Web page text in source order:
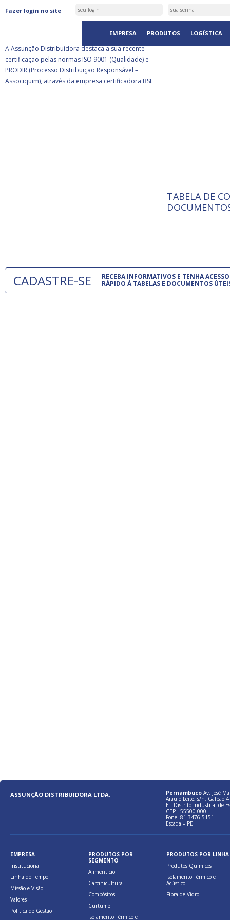
Fazer login no site
EMPRESA PRODUTOS LOGÍSTICA
ASSUNÇÃO DISTRIBUIDORA É
CERTIFICADA PELA BSI
A Assunção Distribuidora destaca a sua recente
certificação pelas normas ISO 9001 (Qualidade) e
PRODIR (Processo Distribuição Responsável –
Associquim), através da empresa certificadora BSI.
ISO 9001:
A
TABELA DE
CADASTRE-SE
RECEBA INFORMATIVOS E TENHA ACESSO
RÁPIDO À TABELAS E DOCUMENTOS
ASSUNÇÃO DISTRIBUIDORA LTDA. Pernambuco Av. José
Araujo Leite, s/n, Galpão 4
E - Distrito Industrial de
CEP - 55500-000
Fone: 81 3476-5151
Escada – PE
EMPRESA
Institucional
Linha do Tempo
Missão e Visão
Valores
Politica de Gestão
PRODUTOS POR
SEGMENTO
Alimentício
Carcinicultura
Compósitos
Curtume
Isolamento Térmico e
PRODUTOS POR LINHA
Produtos Químicos
Isolamento Térmico e
Acústico
Fibra de Vidro